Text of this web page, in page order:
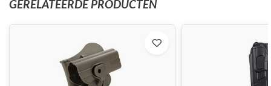
GERELATEERDE PRODUCTEN